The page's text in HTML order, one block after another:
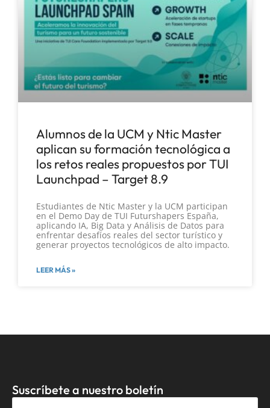
Alumnos de la UCM y Ntic Master
aplican su formación tecnológica a
los retos reales propuestos por TUI
Launchpad – Target 8.9
Estudiantes de Ntic Master y la UCM participan
en el Demo Day de TUI Futurshapers España,
aplicando IA, Big Data y Análisis de Datos para
enfrentar desafíos reales del sector turístico y
generar proyectos tecnológicos de alto impacto.
LEER MÁS »
Suscríbete a nuestro boletín